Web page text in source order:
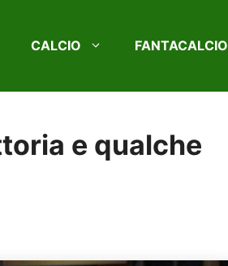
CALCIO FANTACALCIO
e qualche